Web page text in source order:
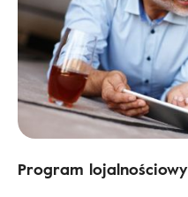
Program lojalnościowy